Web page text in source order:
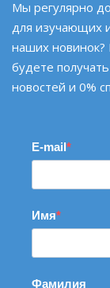
Мы регулярно
для изучающих
наших
будете
новостей и 0%
E-mail
Имя
Фамилия